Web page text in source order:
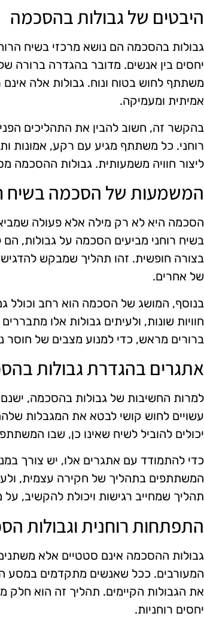
היבטים של גבולות בהסכמה
גבולות בהסכמה הם נושא מרכזי בשיח
יחסים בין אנשים. מדובר בהגדרה ברורה
משתתף לחוש בטוח ונוח. גבולות אלה
אמיתית ומעמיקה.
בהקשר זה, חשוב להבין את התהליכים
רוחני. כל משתתף מגיע עם רקע, אמונות
ליצור חוויה משמעותית. גבולות ההסכמה
המשמעות של הסכמה בשיח
הסכמה היא לא רק מילה אלא פעולה
בשיח רוחני מביעים הסכמה על גבולות,
בצורה חופשית. זהו תהליך שמבקש
של אחרים.
בנוסף, המושג של הסכמה הוא רחב וכולל
חוויות שונות, ולעיתים גבולות אלו
ברורים מראש, כדי למנוע מצבים של
אתגרים בהגדרת גבולות
למרות החשיבות של גבולות בהסכמה,
עשויים לחוש קושי לבטא את המגבלות
יכולים להוביל לשיח שאינו כן, שבו
כדי להתמודד עם אתגרים אלו, יש צורך
המשתתפים בתהליך של חקירה עצמית,
תהליך שמחייב רגישות ויכולת להקשיב, על
התפתחות רוחנית וגבולות
גבולות ההסכמה אינם סטטיים אלא
המעורבים. ככל שאנשים מתקדמים במסע
את הגבולות הקיימים. תהליך זה הוא
יחסים רוחניות.